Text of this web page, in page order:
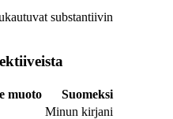
substantiivin
muoto
Suomeksi
Minun kirjani